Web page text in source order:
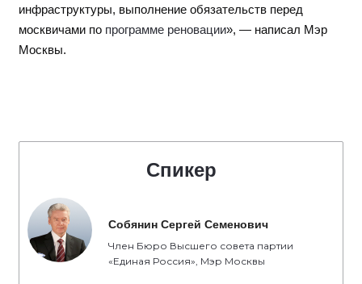
инфраструктуры, выполнение обязательств перед
москвичами по программе реновации», — написал Мэр
Москвы.
Спикер
Собянин Сергей Семенович
Член Бюро Высшего совета партии
«Единая Россия», Мэр Москвы